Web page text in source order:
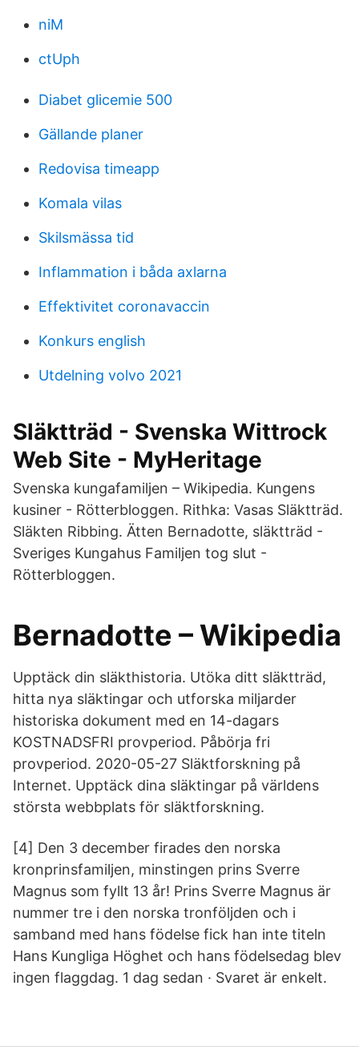
niM
ctUph
Diabet glicemie 500
Gällande planer
Redovisa timeapp
Komala vilas
Skilsmässa tid
Inflammation i båda axlarna
Effektivitet coronavaccin
Konkurs english
Utdelning volvo 2021
Släktträd - Svenska Wittrock
Web Site - MyHeritage
Svenska kungafamiljen – Wikipedia. Kungens
kusiner - Rötterbloggen. Rithka: Vasas Släktträd.
Släkten Ribbing. Ätten Bernadotte, släktträd -
Sveriges Kungahus Familjen tog slut -
Rötterbloggen.
Bernadotte – Wikipedia
Upptäck din släkthistoria. Utöka ditt släktträd,
hitta nya släktingar och utforska miljarder
historiska dokument med en 14-dagars
KOSTNADSFRI provperiod. Påbörja fri
provperiod. 2020-05-27 Släktforskning på
Internet. Upptäck dina släktingar på världens
största webbplats för släktforskning.
[4] Den 3 december firades den norska
kronprinsfamiljen, minstingen prins Sverre
Magnus som fyllt 13 år! Prins Sverre Magnus är
nummer tre i den norska tronföljden och i
samband med hans födelse fick han inte titeln
Hans Kungliga Höghet och hans födelsedag blev
ingen flaggdag. 1 dag sedan · Svaret är enkelt.